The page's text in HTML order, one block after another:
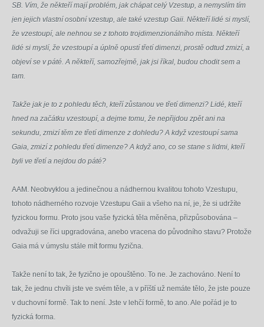
SB. Vím, že někteří mají problém, jak chápat celý Vzestup, a nemyslím tím
jen jejich vlastní osobní vzestup, ale také vzestup Gaii. Někteří lidé si myslí,
že vzestoupí, ale nehnou se z tohoto trojdimenzionálního místa. Někteří
lidé si myslí, že vzestoupí a úplně opustí třetí dimenzi, prostě odtud zmizí, a
objeví se v páté. A někteří, samozřejmě, jak jsi říkal, budou chodit sem a
tam.
Takže jak je to z pohledu těch, kteří zůstanou ve třetí dimenzi? Lidé, kteří
hned na začátku vzestoupí, a dejme tomu, že nepřijdou zpět ani na
sekundu, zmizí těm ze třetí dimenze z dohledu? A když vzestoupí sama
Gaia, zmizí z pohledu třetí dimenze? A když ano, co se stane s lidmi, kteří
byli ve třetí a nejdou do páté?
AAM. Neobvyklou a jedinečnou a nádhernou kvalitou tohoto Vzestupu,
tohoto nádherného rozvoje Vzestupu Gaii a všeho na ní, je, že si udržíte
fyzickou formu. Proto jsou vaše fyzická těla měněna, přizpůsobována –
odvažuji se říci upgradována, anebo vracena do původního stavu? Protože
Gaia má v úmyslu stále mít formu fyzična.
Takže není to tak, že fyzično je opouštěno. To ne. Je zachováno. Není to
tak, že jednu chvíli jste ve svém těle, a v příští už nemáte tělo, že jste pouze
v duchovní formě. Tak to není. Jste v lehčí formě, to ano. Ale pořád je to
fyzická forma.